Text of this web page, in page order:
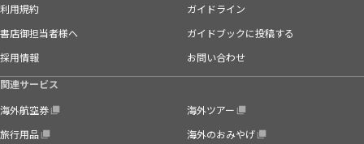
利用規約
ガイドライン
書店御担当者様へ
ガイドブックに投稿する
採用情報
お問い合わせ
関連サービス
海外航空券
海外ツアー
旅行用品
海外のおみやげ